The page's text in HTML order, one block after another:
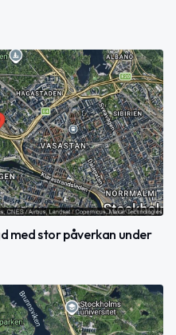
med stor påverkan under